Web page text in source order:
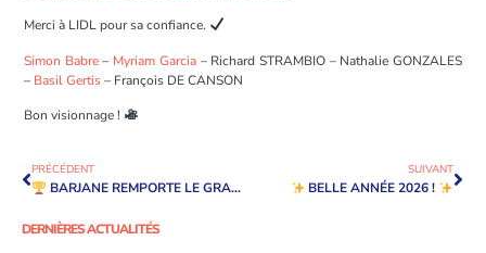
Merci à LIDL pour sa confiance.
Simon Babre– Myriam Garcia– Richard STRAMBIO – Nathalie GONZALES
– Basil Gertis– François DE CANSON
Bon visionnage !
PRÉCÉDENT
BARJANE REMPORTE LE GRAND PRIX SIMI DANS LA CATÉGORIE IMMEUBLE LOGISTIQUE ET MESSAGERIE !
SUIVANT
BELLE ANNÉE 2026 !
DERNIÈRES ACTUALITÉS